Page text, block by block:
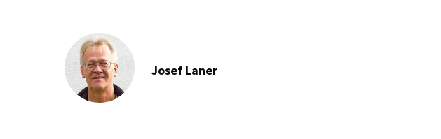
Josef Laner